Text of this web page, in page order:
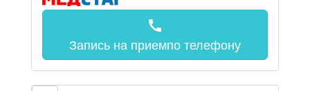
call
Запись на приемпо телефону